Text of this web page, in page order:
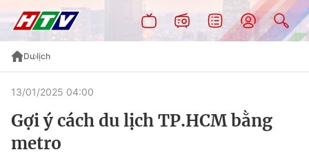
Du lịch
13/01/2025 04:00
Gợi ý cách du lịch TP.HCM bằng
metro